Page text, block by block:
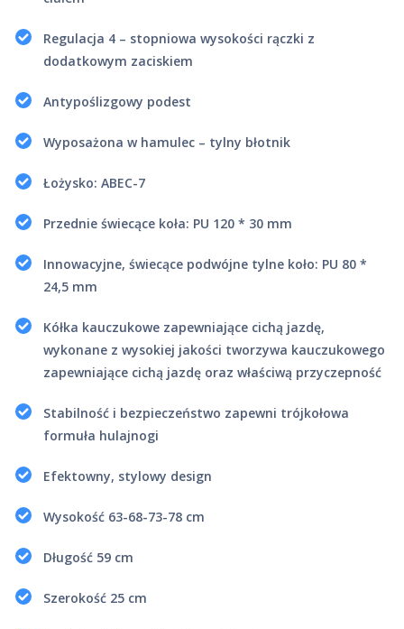
Regulacja 4 – stopniowa wysokości rączki z
dodatkowym zaciskiem
Antypoślizgowy podest
Wyposażona w hamulec – tylny błotnik
Łożysko: ABEC-7
Przednie świecące koła: PU 120 * 30 mm
Innowacyjne, świecące podwójne tylne koło: PU 80 *
24,5 mm
Kółka kauczukowe zapewniające cichą jazdę,
wykonane z wysokiej jakości tworzywa kauczukowego
zapewniające cichą jazdę oraz właściwą przyczepność
Stabilność i bezpieczeństwo zapewni trójkołowa
formuła hulajnogi
Efektowny, stylowy design
Wysokość 63-68-73-78 cm
Długość 59 cm
Szerokość 25 cm